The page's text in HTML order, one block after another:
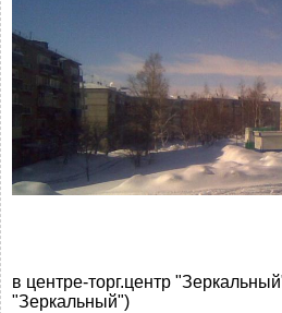
в центре-торг.центр
"Зеркальный")